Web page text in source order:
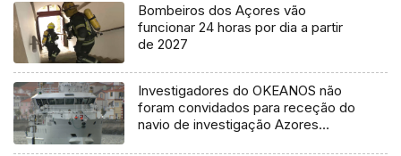
Bombeiros dos Açores vão
funcionar 24 horas por dia a partir
de 2027
Investigadores do OKEANOS não
foram convidados para receção do
navio de investigação Azores